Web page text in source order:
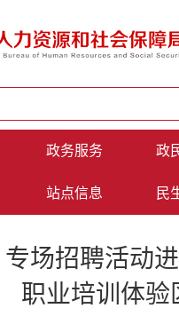
政务服务 政
站点信息 民
场招聘活动
职业培训体验